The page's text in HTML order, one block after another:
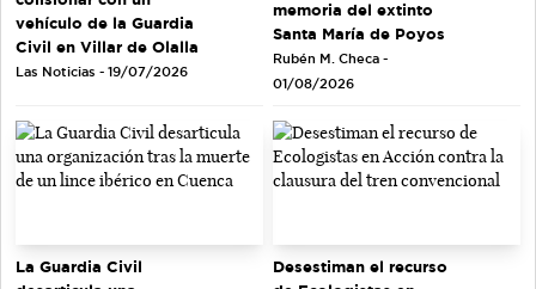
vehículo de la Guardia
Civil en Villar de Olalla
Las Noticias - 19/07/2026
memoria del extinto
Santa María de Poyos
Rubén M. Checa -
01/08/2026
La Guardia Civil
Desestiman el recurso